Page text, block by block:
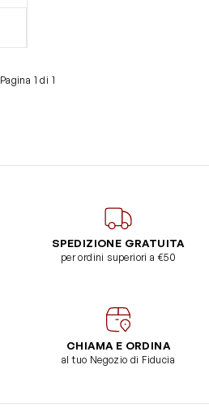
Pagina 1 di 1
SPEDIZIONE GRATUITA
per ordini superiori a €50
CHIAMA E ORDINA
al tuo Negozio di Fiducia